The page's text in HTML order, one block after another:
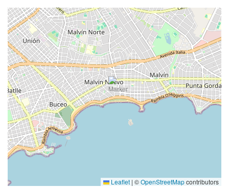
Leaflet | ©OpenStreetMapcontributors